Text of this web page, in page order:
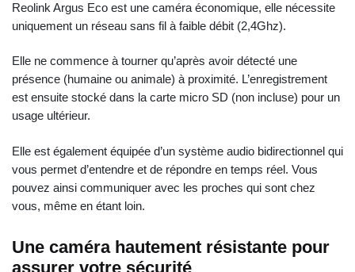
Reolink Argus Eco est une caméra économique, elle nécessite
uniquement un réseau sans fil à faible débit (2,4Ghz).
Elle ne commence à tourner qu’après avoir détecté une
présence (humaine ou animale) à proximité. L’enregistrement
est ensuite stocké dans la carte micro SD (non incluse) pour un
usage ultérieur.
Elle est également équipée d’un système audio bidirectionnel qui
vous permet d’entendre et de répondre en temps réel. Vous
pouvez ainsi communiquer avec les proches qui sont chez
vous, même en étant loin.
Une caméra hautement résistante pour
assurer votre sécurité